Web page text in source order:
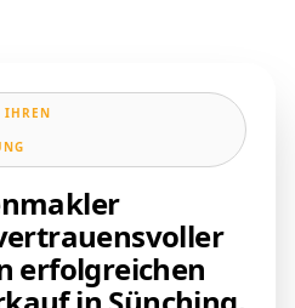
IHREN
erfolgreichen